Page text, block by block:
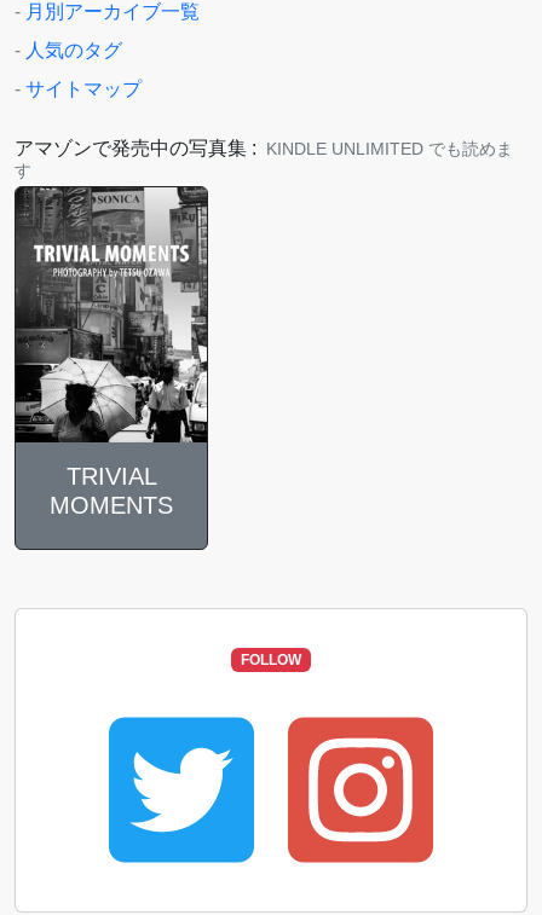
- 月別アーカイブ一覧
- 人気のタグ
- サイトマップ
アマゾンで発売中の写真集 :
KINDLE UNLIMITED でも読めま
す
TRIVIAL
MOMENTS
FOLLOW